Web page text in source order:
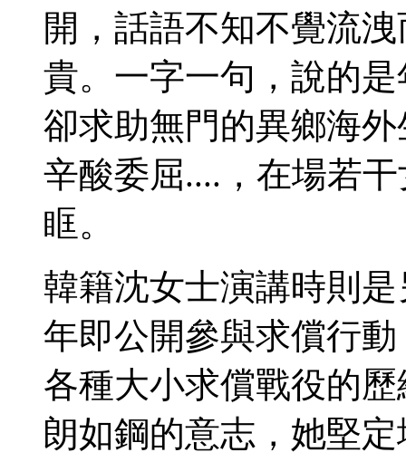
開，話語不知不覺流
貴。一字一句，說的
卻求助無門的異鄉海
辛酸委屈....，在場若
眶。
韓籍沈女士演講時則
年即公開參與求償行
各種大小求償戰役的
朗如鋼的意志，她堅